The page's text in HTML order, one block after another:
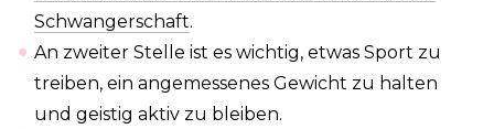
Schwangerschaft.
An zweiter Stelle ist es wichtig, etwas Sport zu
treiben, ein angemessenes Gewicht zu halten
und geistig aktiv zu bleiben.